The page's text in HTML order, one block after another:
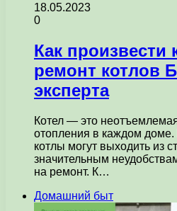
18.05.2023
0
Как произвести
ремонт котлов
эксперта
Котел — это
отопления в каждом доме.
котлы могут выходить из
значительным
на ремонт. К…
Домашний быт